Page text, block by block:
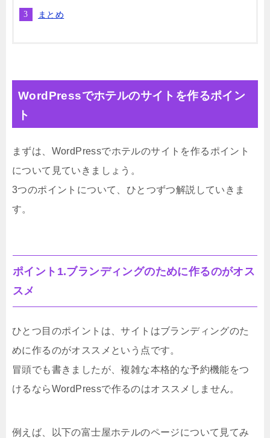
まとめ
WordPressでホテルのサイトを作るポイン
ト
まずは、WordPressでホテルのサイトを作るポイント
について見ていきましょう。
3つのポイントについて、ひとつずつ解説していきま
す。
ポイント1.ブランディングのために作るのがオス
スメ
ひとつ目のポイントは、サイトはブランディングのた
めに作るのがオススメという点です。
冒頭でも書きましたが、複雑な本格的な予約機能をつ
けるならWordPressで作るのはオススメしません。
例えば、以下の富士屋ホテルのページについて見てみ